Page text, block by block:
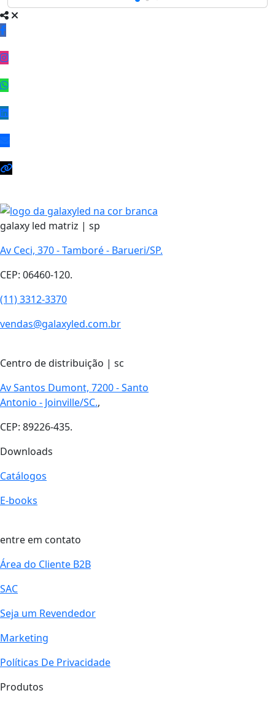
galaxy led matriz | sp
Av Ceci, 370 - Tamboré - Barueri/SP.
CEP: 06460-120.
(11) 3312-3370
vendas@galaxyled.com.br
Centro de distribuição | sc
Av Santos Dumont, 7200 - Santo
Antonio - Joinville/SC.,
CEP: 89226-435.
Downloads
Catálogos
E-books
entre em contato
Área do Cliente B2B
SAC
Seja um Revendedor
Marketing
Políticas De Privacidade
Produtos